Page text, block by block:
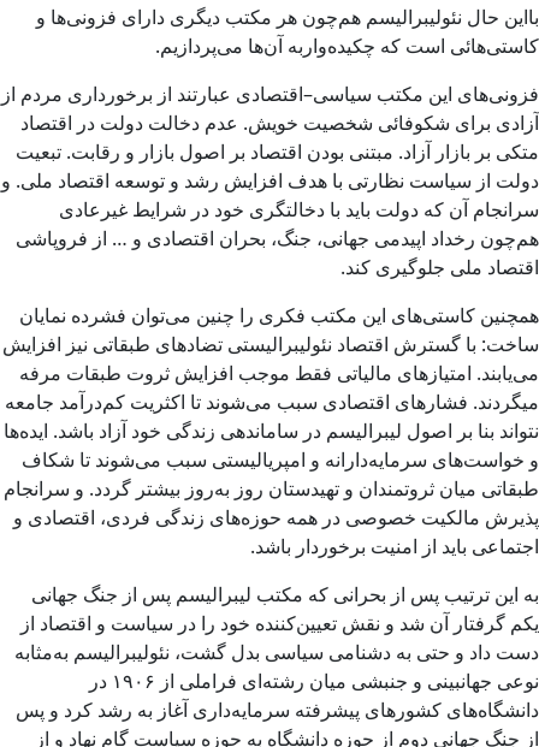
بااین حال نئولیبرالیسم هم‌چون هر مکتب دیگری دارای فزونی‌ها و
کاستی‌‌هائی است که چکیده‌واربه آن‌ها می‌پردازیم.
فزونی‌های این مکتب سیاسی–اقتصادی عبارتند از برخورداری مردم از
آزادی برای شکوفائی شخصیت خویش. عدم دخالت دولت در اقتصاد
متکی بر بازار آزاد. مبتنی بودن اقتصاد بر اصول بازار و رقابت. تبعیت
دولت از سیاست نظارتی با هدف افزایش رشد و توسعه اقتصاد ملی. و
سرانجام آن که دولت باید با دخالتگری خود در شرایط غیرعادی
هم‌چون رخداد اپیدمی جهانی، جنگ، بحران اقتصادی و … از فروپاشی
اقتصاد ملی جلوگیری کند.
همچنین کاستی‌های این مکتب فکری را چنین می‌توان فشرده نمایان
ساخت: با گسترش اقتصاد نئولیبرالیستی تضادهای طبقاتی نیز افزایش
می‌یابند. امتیازهای مالیاتی فقط موجب افزایش ثروت طبقات مرفه
میگردند. فشارهای اقتصادی سبب می‌شوند تا اکثریت کم‌درآمد جامعه
نتواند بنا بر اصول لیبرالیسم در ساماندهی زندگی خود آزاد باشد. ایده‌ها
و خواست‌های سرمایه‌دارانه و امپریالیستی سبب می‌شوند تا شکاف
طبقاتی میان ثروتمندان و تهیدستان روز به‌روز بیشتر ‌گردد. و سرانجام
پذیرش مالکیت خصوصی در همه حوزه‌های زندگی فردی، اقتصادی و
اجتماعی باید از امنیت برخوردار باشد.
به این ترتیب پس از بحرانی که مکتب لیبرالیسم پس از جنگ جهانی
یکم گرفتار آن شد و نقش تعیین‌کننده خود را در سیاست و اقتصاد از
دست داد و حتی به دشنامی سیاسی بدل گشت، نئولیبرالیسم به‌مثابه
نوعی جهانبینی و جنبشی میان رشته‌ای فراملی از ۱۹۰۶ در
دانشگاه‌های کشورهای پیشرفته سرمایه‌داری آغاز به رشد کرد و پس
از جنگ جهانی دوم از حوزه دانشگاه به حوزه سیاست گام نهاد و از